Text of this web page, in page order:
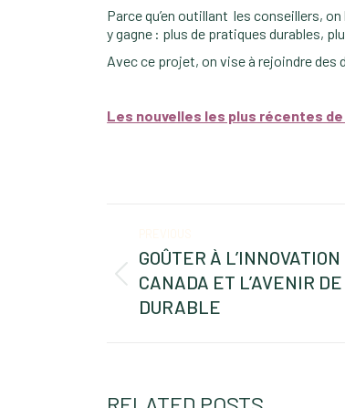
Parce qu’en outillant les conseillers,
y gagne : plus de pratiques durables,
Avec ce projet, on vise à rejoindre des
Les nouvelles les plus récentes
NAVIGATION
Previous
post:
GOÛTER À
CANADA ET L’AVENIR
DURABLE